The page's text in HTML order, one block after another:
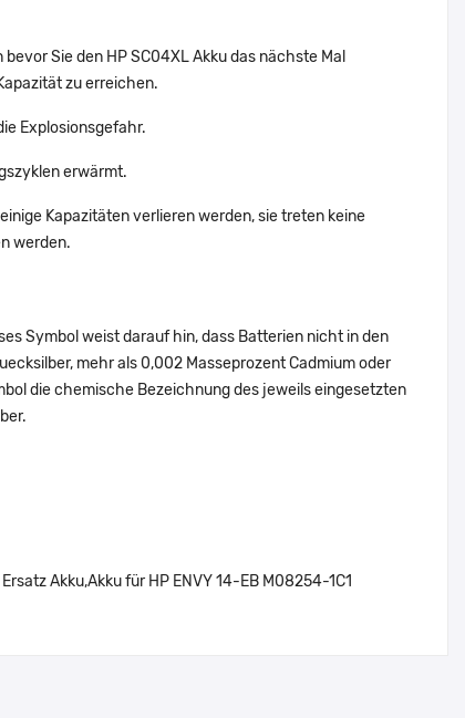
Sie den HP SC04XL Akku das nächste Mal
zu erreichen.
Explosionsgefahr.
erwärmt.
Kapazitäten verlieren werden, sie treten keine
werden.
Symbol weist darauf hin, dass Batterien nicht in den
mehr als 0,002 Masseprozent Cadmium oder
die chemische Bezeichnung des jeweils eingesetzten
Akku,Akku für HP ENVY 14-EB M08254-1C1